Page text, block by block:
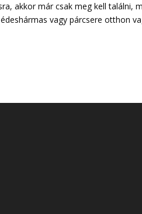
akkor már csak meg kell találni,
vagy párcsere otthon